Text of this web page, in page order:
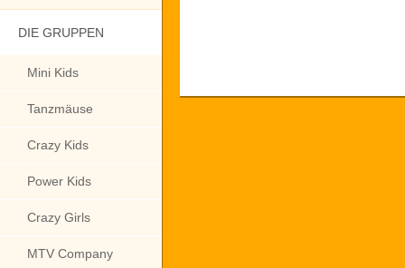
DIE GRUPPEN
Mini Kids
Tanzmäuse
Crazy Kids
Power Kids
Crazy Girls
MTV Company